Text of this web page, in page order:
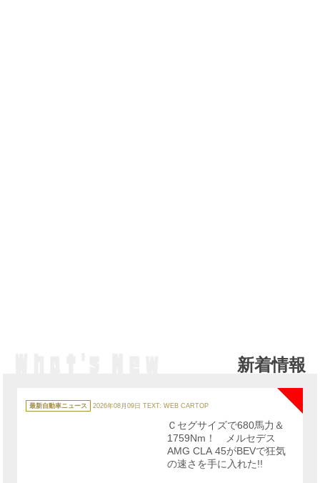
新着情報
テ
ゴ
最新自動車ニュース 2026年08月09日 TEXT: WEB CARTOP
NEW
Ｃセグサイズで680馬力＆
1759Nm！ メルセデス
AMG CLA 45がBEVで狂気
の速さを手に入れた!!